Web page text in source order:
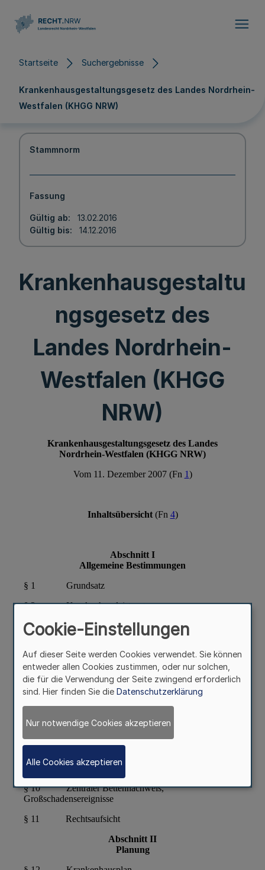
Startseite Suchergebnisse
Krankenhausgestaltungsgesetz des Landes Nordrhein-
Westfalen (KHGG NRW)
Stammnorm
Fassung
Gültig ab
13.02.2016
Gültig bis
14.12.2016
Krankenhausgestaltu
ngsgesetz des
Landes Nordrhein-
Westfalen (KHGG
NRW)
Cookie-Einstellungen
Auf dieser Seite werden Cookies verwendet. Sie können
entweder allen Cookies zustimmen, oder nur solchen,
die für die Verwendung der Seite zwingend erforderlich
sind. Hier finden Sie die Datenschutzerklärung
Nur notwendige Cookies akzeptieren
Alle Cookies akzeptieren